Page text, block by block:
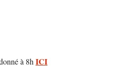
à 8hICI